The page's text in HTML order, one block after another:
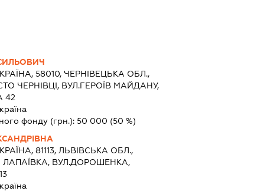
58010, ЧЕРНІВЕЦЬКА ОБЛ.,
ЧЕРНІВЦІ, ВУЛ.ГЕРОЇВ МАЙДАНУ,
42
фонду (грн.):50 000 (50 %)
81113, ЛЬВІВСЬКА ОБЛ.,
ЛАПАЇВКА, ВУЛ.ДОРОШЕНКА,